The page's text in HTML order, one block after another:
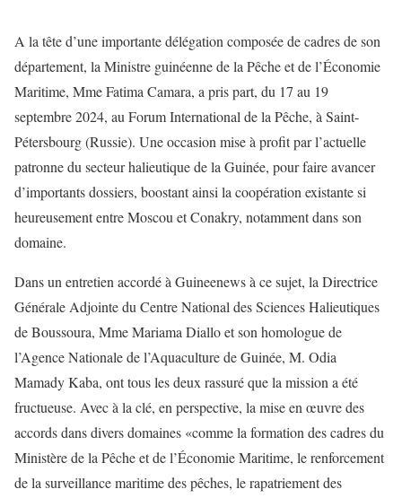
A la tête d’une importante délégation composée de cadres de son
département, la Ministre guinéenne de la Pêche et de l’Économie
Maritime, Mme Fatima Camara, a pris part, du 17 au 19
septembre 2024, au Forum International de la Pêche, à Saint-
Pétersbourg (Russie). Une occasion mise à profit par l’actuelle
patronne du secteur halieutique de la Guinée, pour faire avancer
d’importants dossiers, boostant ainsi la coopération existante si
heureusement entre Moscou et Conakry, notamment dans son
domaine.
Dans un entretien accordé à Guineenews à ce sujet, la Directrice
Générale Adjointe du Centre National des Sciences Halieutiques
de Boussoura, Mme Mariama Diallo et son homologue de
l’Agence Nationale de l’Aquaculture de Guinée, M. Odia
Mamady Kaba, ont tous les deux rassuré que la mission a été
fructueuse. Avec à la clé, en perspective, la mise en œuvre des
accords dans divers domaines «comme la formation des cadres du
Ministère de la Pêche et de l’Économie Maritime, le renforcement
de la surveillance maritime des pêches, le rapatriement des